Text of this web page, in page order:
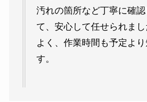
汚れの箇所など丁寧に確認
て、安心して任せられま
よく、作業時間も予定よ
す。